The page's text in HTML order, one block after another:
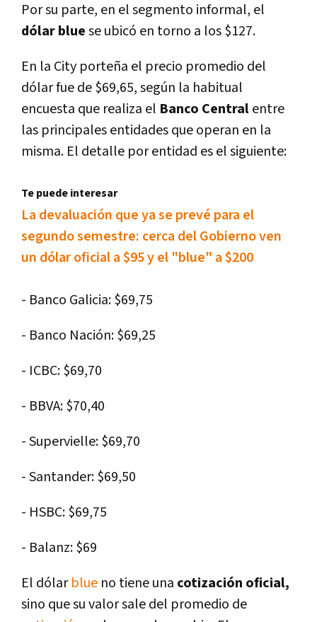
Por su parte, en el segmento informal, el
dólar bluese ubicó en torno a los $127.
En la City porteña el precio promedio del
dólar fue de $69,65, según la habitual
encuesta que realiza el Banco Centralentre
las principales entidades que operan en la
misma. El detalle por entidad es el siguiente:
Te puede interesar
La devaluación que ya se prevé para el
segundo semestre: cerca del Gobierno ven
un dólar oficial a $95 y el "blue" a $200
- Banco Galicia: $69,75
- Banco Nación: $69,25
- ICBC: $69,70
- BBVA: $70,40
- Supervielle: $69,70
- Santander: $69,50
- HSBC: $69,75
- Balanz: $69
El dólarblue no tiene una cotización oficial,
sino que su valor sale del promedio de